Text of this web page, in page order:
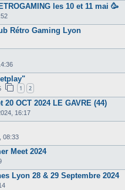
les 10 et 11 mai 🥳
Rétro Gaming Lyon
1 2
20 OCT 2024 LE GAVRE (44)
16:17
08:33
Meet 2024
Lyon 28 & 29 Septembre 2024